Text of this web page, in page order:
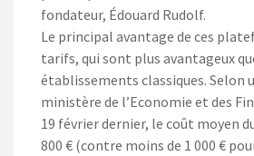
fondateur, Édouard Rudolf.
Le principal avantage de ces
tarifs, qui sont plus avantageux
établissements classiques. Selon
ministère de l’Economie et des
19 février dernier, le coût moyen
800 € (contre moins de 1 000 €